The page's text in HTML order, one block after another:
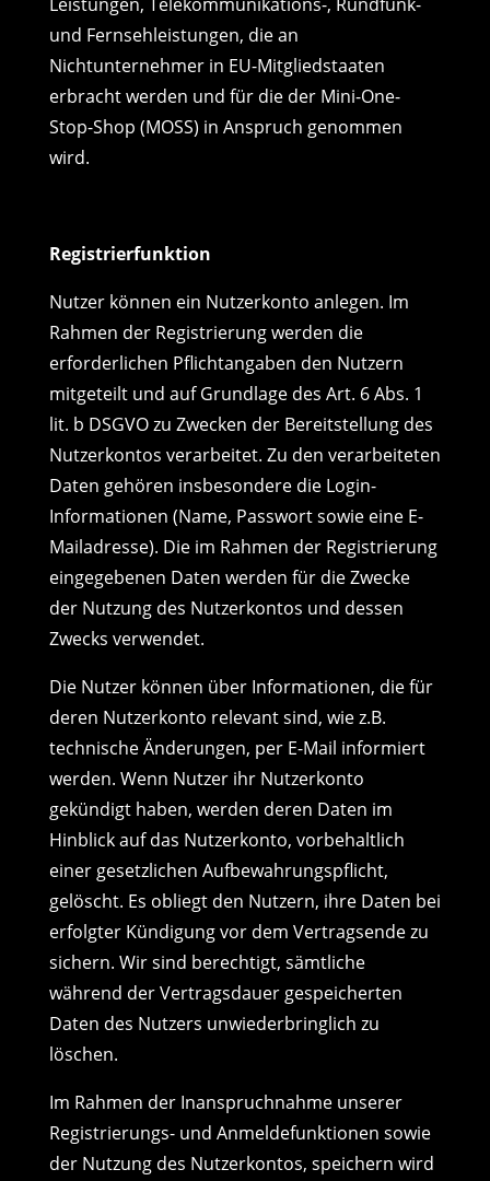
und Fernsehleistungen, die an
Nichtunternehmer in EU-Mitgliedstaaten
erbracht werden und für die der Mini-One-
Stop-Shop (MOSS) in Anspruch genommen
wird.
Registrierfunktion
Nutzer können ein Nutzerkonto anlegen. Im
Rahmen der Registrierung werden die
erforderlichen Pflichtangaben den Nutzern
mitgeteilt und auf Grundlage des Art. 6 Abs. 1
lit. b DSGVO zu Zwecken der Bereitstellung des
Nutzerkontos verarbeitet. Zu den verarbeiteten
Daten gehören insbesondere die Login-
Informationen (Name, Passwort sowie eine E-
Mailadresse). Die im Rahmen der Registrierung
eingegebenen Daten werden für die Zwecke
der Nutzung des Nutzerkontos und dessen
Zwecks verwendet.
Die Nutzer können über Informationen, die für
deren Nutzerkonto relevant sind, wie z.B.
technische Änderungen, per E-Mail informiert
werden. Wenn Nutzer ihr Nutzerkonto
gekündigt haben, werden deren Daten im
Hinblick auf das Nutzerkonto, vorbehaltlich
einer gesetzlichen Aufbewahrungspflicht,
gelöscht. Es obliegt den Nutzern, ihre Daten bei
erfolgter Kündigung vor dem Vertragsende zu
sichern. Wir sind berechtigt, sämtliche
während der Vertragsdauer gespeicherten
Daten des Nutzers unwiederbringlich zu
löschen.
Im Rahmen der Inanspruchnahme unserer
Registrierungs- und Anmeldefunktionen sowie
der Nutzung des Nutzerkontos, speichern wird